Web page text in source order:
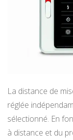
La distance de
réglée
sélectionné. En
à distance et du